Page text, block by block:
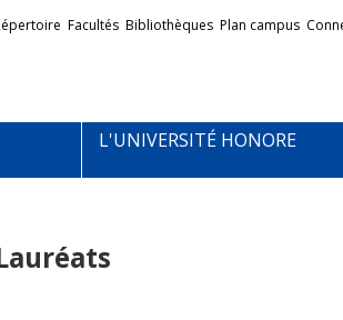
externes
Facultés Bibliothèques Plan campus
L'UNIVERSITÉ HONORE